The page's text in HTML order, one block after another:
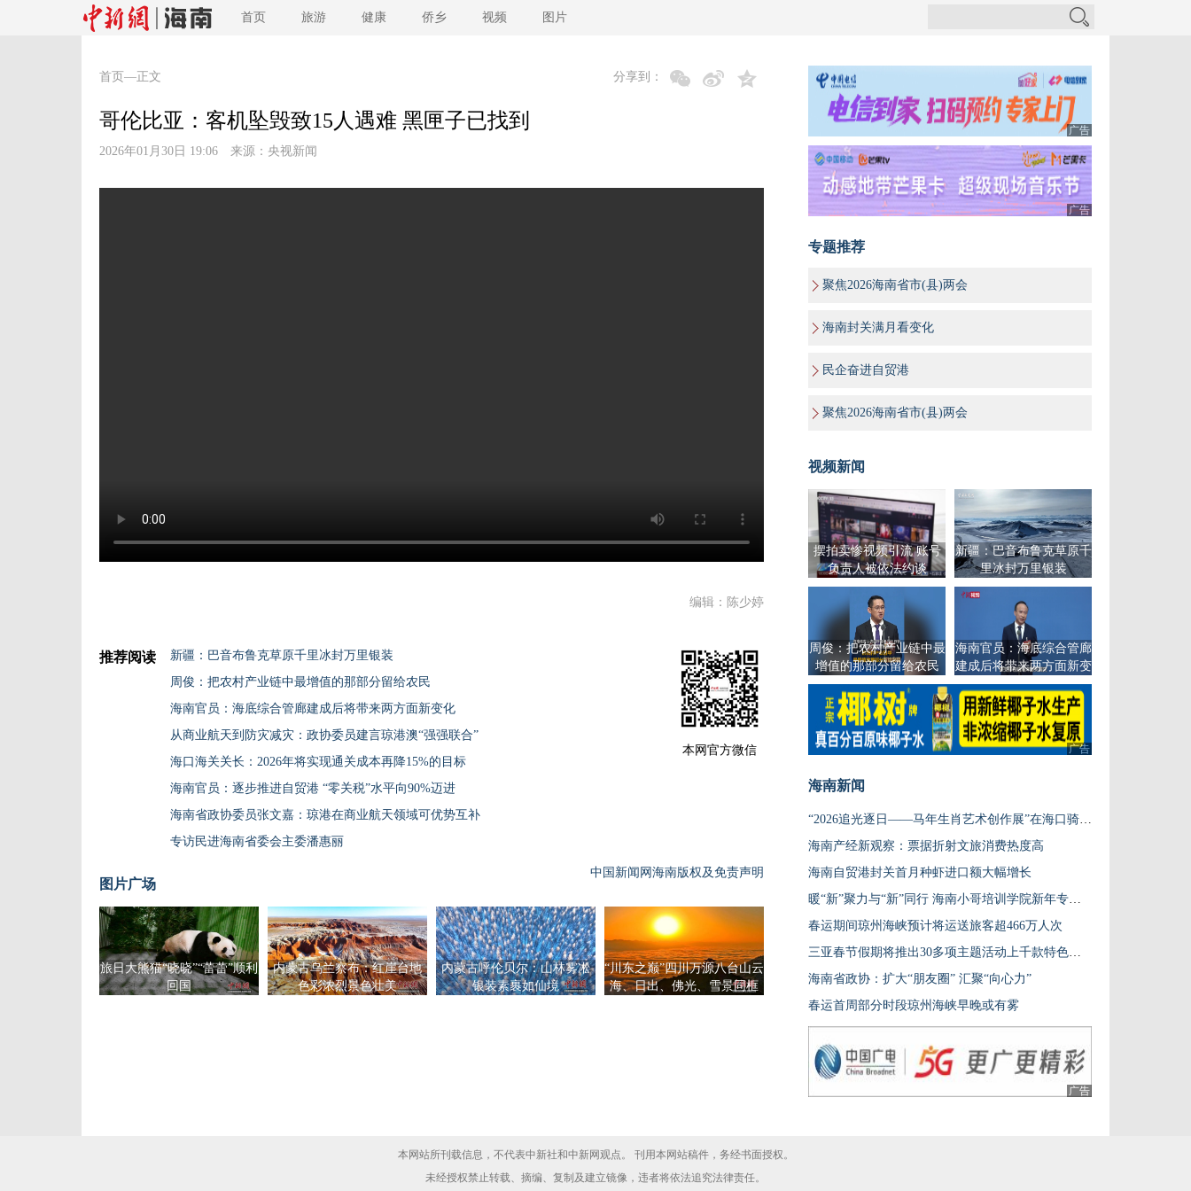
首页 旅游 健康 侨乡 视频 图片
首页 —正文 分享到：
哥伦比亚：客机坠毁致15人遇难 黑匣子已找到
2026年01月30日 19:06 来源： 央视新闻
编辑：陈少婷
推荐阅读
新疆：巴音布鲁克草原千里冰封万里银装
周俊：把农村产业链中最增值的那部分留给农民
海南官员：海底综合管廊建成后将带来两方面新变化
从商业航天到防灾减灾：政协委员建言琼港澳“强强联合”
海口海关关长：2026年将实现通关成本再降15%的目标
海南官员：逐步推进自贸港 “零关税”水平向90%迈进
海南省政协委员张文嘉：琼港在商业航天领域可优势互补
专访民进海南省委会主委潘惠丽
本网官方微信
中国新闻网海南版权及免责声明
图片广场
旅日大熊猫“晓晓”“蕾蕾”顺利
回国
内蒙古乌兰察布：红崖台地
色彩浓烈景色壮美
内蒙古呼伦贝尔：山林雾凇
银装素裹如仙境
“川东之巅”四川万源八台山云
海、日出、佛光、雪景同框
广告
广告
专题推荐
聚焦2026海南省市(县)两会
海南封关满月看变化
民企奋进自贸港
聚焦2026海南省市(县)两会
视频新闻
摆拍卖惨视频引流 账号
负责人被依法约谈
新疆：巴音布鲁克草原千
里冰封万里银装
周俊：把农村产业链中最
增值的那部分留给农民
海南官员：海底综合管廊
建成后将带来两方面新变
化
广告
海南新闻
“2026追光逐日——马年生肖艺术创作展”在海口骑楼老街启幕
海南产经新观察：票据折射文旅消费热度高
海南自贸港封关首月种虾进口额大幅增长
暖“新”聚力与“新”同行 海南小哥培训学院新年专场活动举行
春运期间琼州海峡预计将运送旅客超466万人次
三亚春节假期将推出30多项主题活动上千款特色旅游产品
海南省政协：扩大“朋友圈” 汇聚“向心力”
春运首周部分时段琼州海峡早晚或有雾
广告
本网站所刊载信息，不代表中新社和中新网观点。 刊用本网站稿件，务经书面授权。
未经授权禁止转载、摘编、复制及建立镜像，违者将依法追究法律责任。